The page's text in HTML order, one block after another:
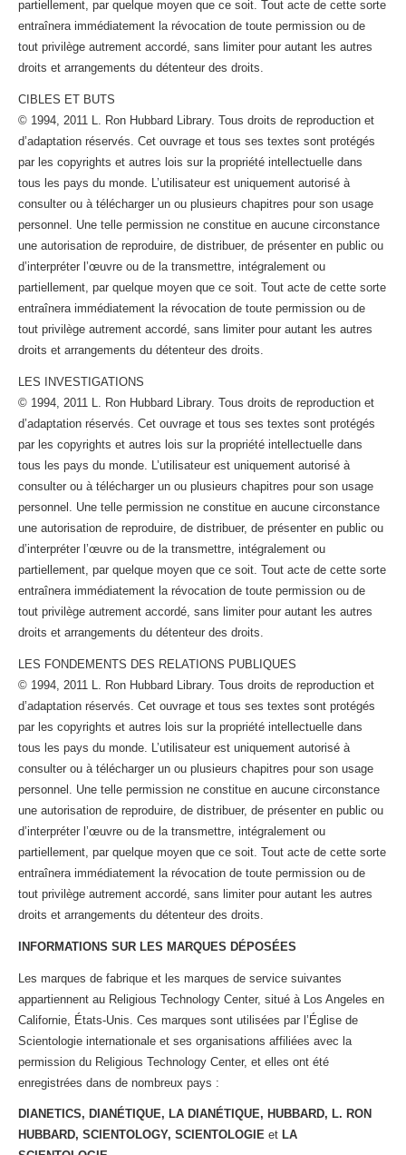
partiellement, par quelque moyen que ce soit. Tout acte de cette sorte
entraînera immédiatement la révocation de toute permission ou de
tout privilège autrement accordé, sans limiter pour autant les autres
droits et arrangements du détenteur des droits.
CIBLES ET BUTS
© 1994, 2011 L. Ron Hubbard Library. Tous droits de reproduction et
d’adaptation réservés. Cet ouvrage et tous ses textes sont protégés
par les copyrights et autres lois sur la propriété intellectuelle dans
tous les pays du monde. L’utilisateur est uniquement autorisé à
consulter ou à télécharger un ou plusieurs chapitres pour son usage
personnel. Une telle permission ne constitue en aucune circonstance
une autorisation de reproduire, de distribuer, de présenter en public ou
d’interpréter l’œuvre ou de la transmettre, intégralement ou
partiellement, par quelque moyen que ce soit. Tout acte de cette sorte
entraînera immédiatement la révocation de toute permission ou de
tout privilège autrement accordé, sans limiter pour autant les autres
droits et arrangements du détenteur des droits.
LES INVESTIGATIONS
© 1994, 2011 L. Ron Hubbard Library. Tous droits de reproduction et
d’adaptation réservés. Cet ouvrage et tous ses textes sont protégés
par les copyrights et autres lois sur la propriété intellectuelle dans
tous les pays du monde. L’utilisateur est uniquement autorisé à
consulter ou à télécharger un ou plusieurs chapitres pour son usage
personnel. Une telle permission ne constitue en aucune circonstance
une autorisation de reproduire, de distribuer, de présenter en public ou
d’interpréter l’œuvre ou de la transmettre, intégralement ou
partiellement, par quelque moyen que ce soit. Tout acte de cette sorte
entraînera immédiatement la révocation de toute permission ou de
tout privilège autrement accordé, sans limiter pour autant les autres
droits et arrangements du détenteur des droits.
LES FONDEMENTS DES RELATIONS PUBLIQUES
© 1994, 2011 L. Ron Hubbard Library. Tous droits de reproduction et
d’adaptation réservés. Cet ouvrage et tous ses textes sont protégés
par les copyrights et autres lois sur la propriété intellectuelle dans
tous les pays du monde. L’utilisateur est uniquement autorisé à
consulter ou à télécharger un ou plusieurs chapitres pour son usage
personnel. Une telle permission ne constitue en aucune circonstance
une autorisation de reproduire, de distribuer, de présenter en public ou
d’interpréter l’œuvre ou de la transmettre, intégralement ou
partiellement, par quelque moyen que ce soit. Tout acte de cette sorte
entraînera immédiatement la révocation de toute permission ou de
tout privilège autrement accordé, sans limiter pour autant les autres
droits et arrangements du détenteur des droits.
INFORMATIONS SUR LES MARQUES DÉPOSÉES
Les marques de fabrique et les marques de service suivantes
appartiennent au Religious Technology Center, situé à Los Angeles en
Californie, États-Unis. Ces marques sont utilisées par l’Église de
Scientologie internationale et ses organisations affiliées avec la
permission du Religious Technology Center, et elles ont été
enregistrées dans de nombreux pays :
DIANETICS, DIANÉTIQUE, LA DIANÉTIQUE, HUBBARD, L. RON
HUBBARD, SCIENTOLOGY, SCIENTOLOGIE et LA